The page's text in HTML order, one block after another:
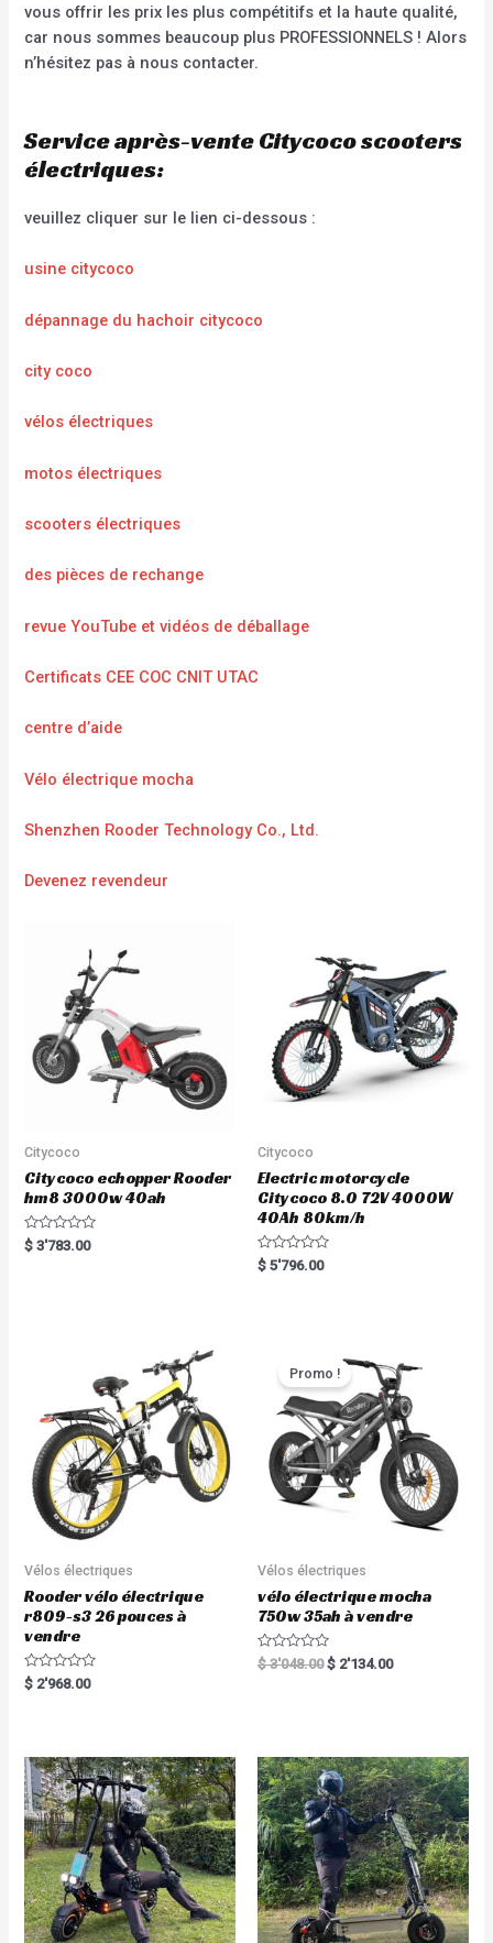
vous offrir les prix les plus compétitifs et la haute qualité,
car nous sommes beaucoup plus PROFESSIONNELS ! Alors
n’hésitez pas à nous contacter.
Service après-vente Citycoco scooters
électriques:
veuillez cliquer sur le lien ci-dessous :
usine citycoco
dépannage du hachoir citycoco
city coco
vélos électriques
motos électriques
scooters électriques
des pièces de rechange
revue YouTube et vidéos de déballage
Certificats CEE COC CNIT UTAC
centre d’aide
Vélo électrique mocha
Shenzhen Rooder Technology Co., Ltd.
Devenez revendeur
Citycoco
Citycoco echopper Rooder
hm8 3000w 40ah
R
a
$ 3'783.00
Citycoco
Electric motorcycle
Citycoco 8.0 72V 4000W
40Ah 80km/h
R
a
$ 5'796.00
Vélos électriques
Rooder vélo électrique
r809-s3 26 pouces à
vendre
R
a
o
u
t
o
f
5
$ 2'968.00
Promo !
Vélos électriques
vélo électrique mocha
750w 35ah à vendre
R
a
t
o
f
5
$3'048.00 $ 2'134.00